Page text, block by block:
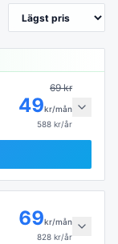
69kr
49kr/mån
588 kr/år
69kr/mån
828 kr/år